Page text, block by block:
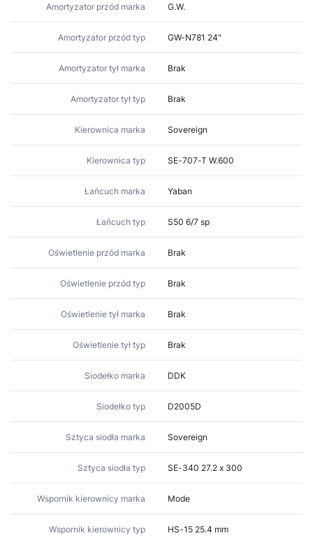
Amortyzator przód marka G.W.
Amortyzator przód typ GW-N781 24"
Amortyzator tył marka Brak
Amortyzator tył typ Brak
Kierownica marka Sovereign
Kierownica typ SE-707-T W.600
Łańcuch marka Yaban
Łańcuch typ S50 6/7 sp
Oświetlenie przód marka Brak
Oświetlenie przód typ Brak
Oświetlenie tył marka Brak
Oświetlenie tył typ Brak
Siodełko marka DDK
Siodełko typ D2005D
Sztyca siodła marka Sovereign
Sztyca siodła typ SE-340 27.2 x 300
Wspornik kierownicy marka Mode
Wspornik kierownicy typ HS-15 25.4 mm